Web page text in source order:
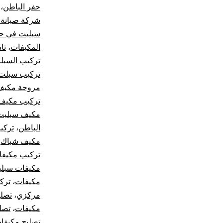
حفر الباطن،
شركة
سبليت في
المكيفات،
تركيب
تركيب
مروحة
تركيب
مكيف
الباطن،
مكيف شباك
تركيب
مكيفات
مكيفات،
مركزي،
مكيفات،